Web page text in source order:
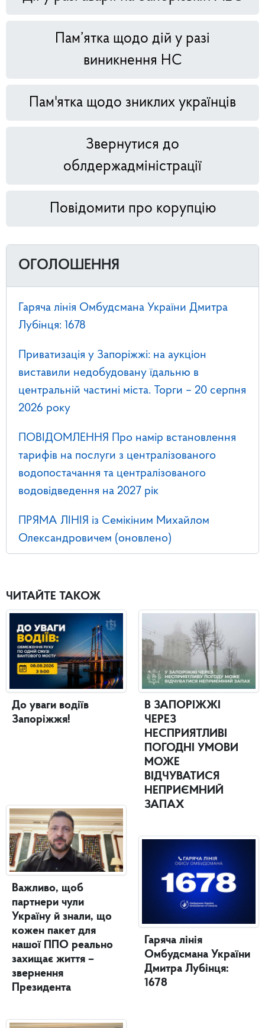
Пам’ятка щодо дій у разі
виникнення НС
Пам'ятка щодо зниклих українців
Звернутися до
облдержадміністрації
Повідомити про корупцію
ОГОЛОШЕННЯ
Гаряча лінія Омбудсмана України Дмитра
Лубінця: 1678
Приватизація у Запоріжжі: на аукціон
виставили недобудовану їдальню в
центральній частині міста. Торги – 20 серпня
2026 року
ПОВІДОМЛЕННЯ Про намір встановлення
тарифів на послуги з централізованого
водопостачання та централізованого
водовідведення на 2027 рік
ПРЯМА ЛІНІЯ із Семікіним Михайлом
Олександровичем (оновлено)
ЧИТАЙТЕ ТАКОЖ
До уваги водіїв
Запоріжжя!
Важливо, щоб
партнери чули
Україну й знали, що
кожен пакет для
нашої ППО реально
захищає життя –
звернення
Президента
В ЗАПОРІЖЖІ
ЧЕРЕЗ
НЕСПРИЯТЛИВІ
ПОГОДНІ УМОВИ
МОЖЕ
ВІДЧУВАТИСЯ
НЕПРИЄМНИЙ
ЗАПАХ
Гаряча лінія
Омбудсмана України
Дмитра Лубінця:
1678